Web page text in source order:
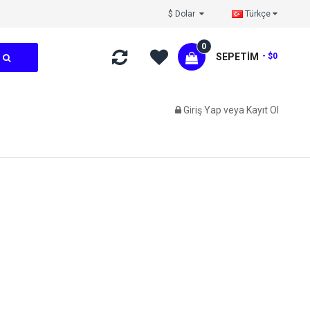
Türkçe
SEPETIM
0
- $0
Giriş Yap veya Kayıt Ol